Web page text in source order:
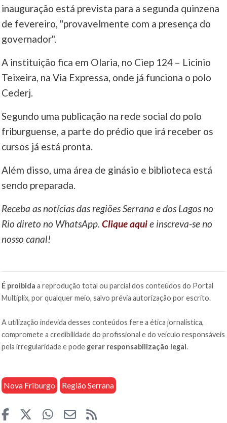
inauguração está prevista para a segunda quinzena
de fevereiro, "provavelmente com a presença do
governador".
A instituição fica em Olaria, no Ciep 124 – Licinio
Teixeira, na Via Expressa, onde já funciona o polo
Cederj.
Segundo uma publicação na rede social do polo
friburguense, a parte do prédio que irá receber os
cursos já está pronta.
Além disso, uma área de ginásio e biblioteca está
sendo preparada.
Receba as notícias das regiões Serrana e dos Lagos no
Rio direto no WhatsApp.Clique aquie inscreva-se no
nosso canal!
É proibida a reprodução total ou parcial dos conteúdos do Portal
Multiplix, por qualquer meio, salvo prévia autorização por escrito.
A utilização indevida desses conteúdos fere a ética jornalística,
compromete a credibilidade do profissional e do veículo responsáveis
pela irregularidade e pode gerar responsabilização legal.
Nova Friburgo Região Serrana